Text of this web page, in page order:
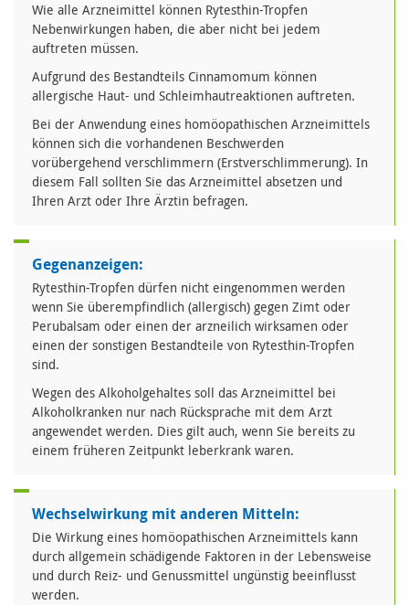
Wie alle Arzneimittel können Rytesthin-Tropfen
Nebenwirkungen haben, die aber nicht bei jedem
auftreten müssen.
Aufgrund des Bestandteils Cinnamomum können
allergische Haut- und Schleimhautreaktionen auftreten.
Bei der Anwendung eines homöopathischen Arzneimittels
können sich die vorhandenen Beschwerden
vorübergehend verschlimmern (Erstverschlimmerung). In
diesem Fall sollten Sie das Arzneimittel absetzen und
Ihren Arzt oder Ihre Ärztin befragen.
Gegenanzeigen:
Rytesthin-Tropfen dürfen nicht eingenommen werden
wenn Sie überempfindlich (allergisch) gegen Zimt oder
Perubalsam oder einen der arzneilich wirksamen oder
einen der sonstigen Bestandteile von Rytesthin-Tropfen
sind.
Wegen des Alkoholgehaltes soll das Arzneimittel bei
Alkoholkranken nur nach Rücksprache mit dem Arzt
angewendet werden. Dies gilt auch, wenn Sie bereits zu
einem früheren Zeitpunkt leberkrank waren.
Wechselwirkung mit anderen Mitteln:
Die Wirkung eines homöopathischen Arzneimittels kann
durch allgemein schädigende Faktoren in der Lebensweise
und durch Reiz- und Genussmittel ungünstig beeinflusst
werden.